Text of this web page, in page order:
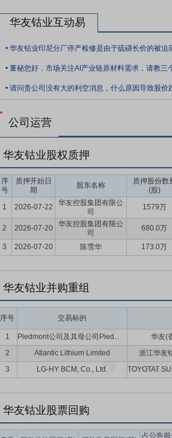
展提供了坚实的科技支撑。
要点10： 开放的全球布局
公司大力实施“合
擎天火法项目，合计具备24.5万吨镍金属量
设；与淡水河谷印尼合作的年产6万吨镍金
系；在津巴布韦，落地从锂矿到硫酸锂项目
2.5万吨项目完成建设并进入产线调试阶段
通用、福特、雷诺等国际高端品牌汽车产业
与国际竞争力。
要点11：先进的管理体系
公司构建了行业
立以公司总体战略为统领、各业务子战略为
远。建立了以业务为本质，以财务管理为中
益运营管理体系，实现了強基固本、企业增
人才队伍，为公司的可持续发展提供坚实的
设发展提供资金保障。建立了稳定可靠的安
通用物资标准化采购，充分发挥供应链管理
系认证的新能源锂电材料企业。同时公司打
力。公司始终践行“工艺短程化、装备大型
平。
要点12：高标准的ESG实践
作为新能源锂
ESG理念融入生产经营、建设发展和风险管
核心引擎，系统谋划可持续发展行动路线图
碳、绿色、可持续”转型战略，以绿色发展
作贡献”的投资理念，助推投资所在地教育
可持续发展年鉴》，荣登国新杯·ESG金牛
展能力获国际权威认可。
华友钴业互动易
.
.
. 请问贵公司没有大的利空消息，什么原因导致股价
公司运营
华友钴业股权质押
序
号
质押开始日
期
股东名称
质押股份数
(股)
1 2026-07-22
华友控股集团有限公
司
1579万
2 2026-07-20
华友控股集团有限公
司
680.0万
3 2026-07-20 陈雪华 173.0万
华友钴业并购重组
序号 交易标的
1 Piedmont公司及其母公司Piedmont Lithium Inc.在其与大西洋锂业及其新加坡子公司签订的加纳项目协议、股东协议、包销协议的权利义务 华友(
2
Atlantic Lithium Limited 浙江华友
3
LG-HY BCM, Co., Ltd.
华友钴业股票回购
占公告